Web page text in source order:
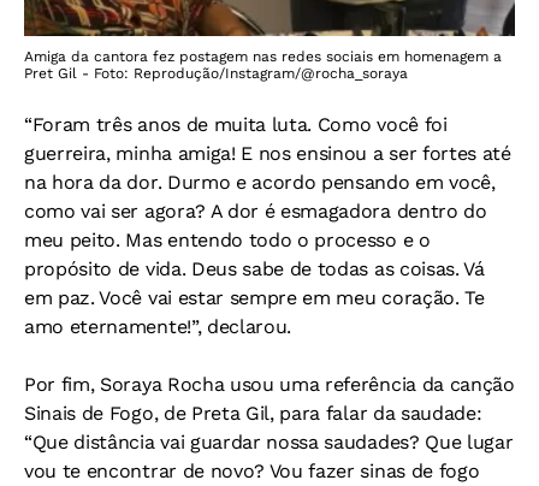
Amiga da cantora fez postagem nas redes sociais em homenagem a
Pret Gil - Foto: Reprodução/Instagram/@rocha_soraya
“Foram três anos de muita luta. Como você foi
guerreira, minha amiga! E nos ensinou a ser fortes até
na hora da dor. Durmo e acordo pensando em você,
como vai ser agora? A dor é esmagadora dentro do
meu peito. Mas entendo todo o processo e o
propósito de vida. Deus sabe de todas as coisas. Vá
em paz. Você vai estar sempre em meu coração. Te
amo eternamente!”, declarou.
Por fim, Soraya Rocha usou uma referência da canção
Sinais de Fogo, de Preta Gil, para falar da saudade:
“Que distância vai guardar nossa saudades? Que lugar
vou te encontrar de novo? Vou fazer sinas de fogo